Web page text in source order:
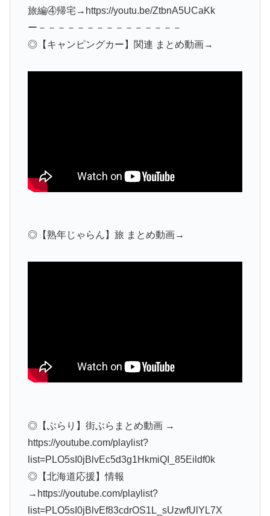
旅編④帰宅→https://youtu.be/ZtbnA5UCaKk
ー－－－－－－－－－－－－－－－
◎【キャンピングカー】関連 まとめ動画→
◎【熟年じゃらん】旅 まとめ動画→
◎【ぶらり】街ぶらまとめ動画 →
https://youtube.com/playlist?
list=PLO5sI0jBlvEc5d3g1HkmiQI_85Eildf0k
◎【北海道応援】情報
→https://youtube.com/playlist?
list=PLO5sI0jBlvEf83cdrOS1L_sUzwfUlYL7X